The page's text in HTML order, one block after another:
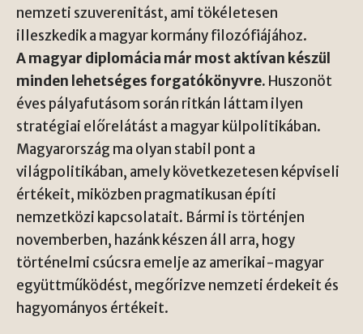
nemzeti szuverenitást, ami tökéletesen
illeszkedik a magyar kormány filozófiájához.
A magyar diplomácia már most aktívan készül
minden lehetséges forgatókönyvre. Huszonöt
éves pályafutásom során ritkán láttam ilyen
stratégiai előrelátást a magyar külpolitikában.
Magyarország ma olyan stabil pont a
világpolitikában, amely következetesen képviseli
értékeit, miközben pragmatikusan építi
nemzetközi kapcsolatait. Bármi is történjen
novemberben, hazánk készen áll arra, hogy
történelmi csúcsra emelje az amerikai-magyar
együttműködést, megőrizve nemzeti érdekeit és
hagyományos értékeit.